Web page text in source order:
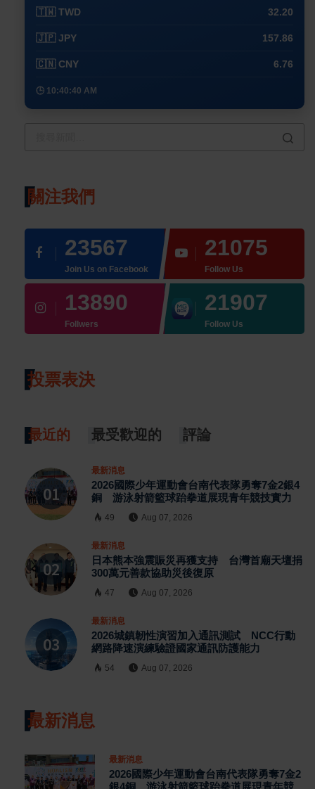
🇹🇼 TWD 32.20
🇯🇵 JPY 157.86
🇨🇳 CNY 6.76
🕒 10:40:40 AM
關注我們
23567
Join Us on Facebook
21075
Follow Us
13890
Follwers
21907
Follow Us
投票表決
最近的 最受歡迎的 評論
最新消息
2026國際少年運動會台南代表隊勇奪7金2銀4
銅 游泳射箭籃球跆拳道展現青年競技實力
49 Aug 07, 2026
最新消息
日本熊本強震賑災再獲支持 台灣首廟天壇捐
300萬元善款協助災後復原
47 Aug 07, 2026
最新消息
2026城鎮韌性演習加入通訊測試 NCC行動
網路降速演練驗證國家通訊防護能力
54 Aug 07, 2026
最新消息
最新消息
2026國際少年運動會台南代表隊勇奪7金2
銀4銅 游泳射箭籃球跆拳道展現青年競技